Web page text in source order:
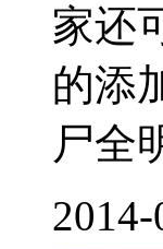
家还
的添
尸全